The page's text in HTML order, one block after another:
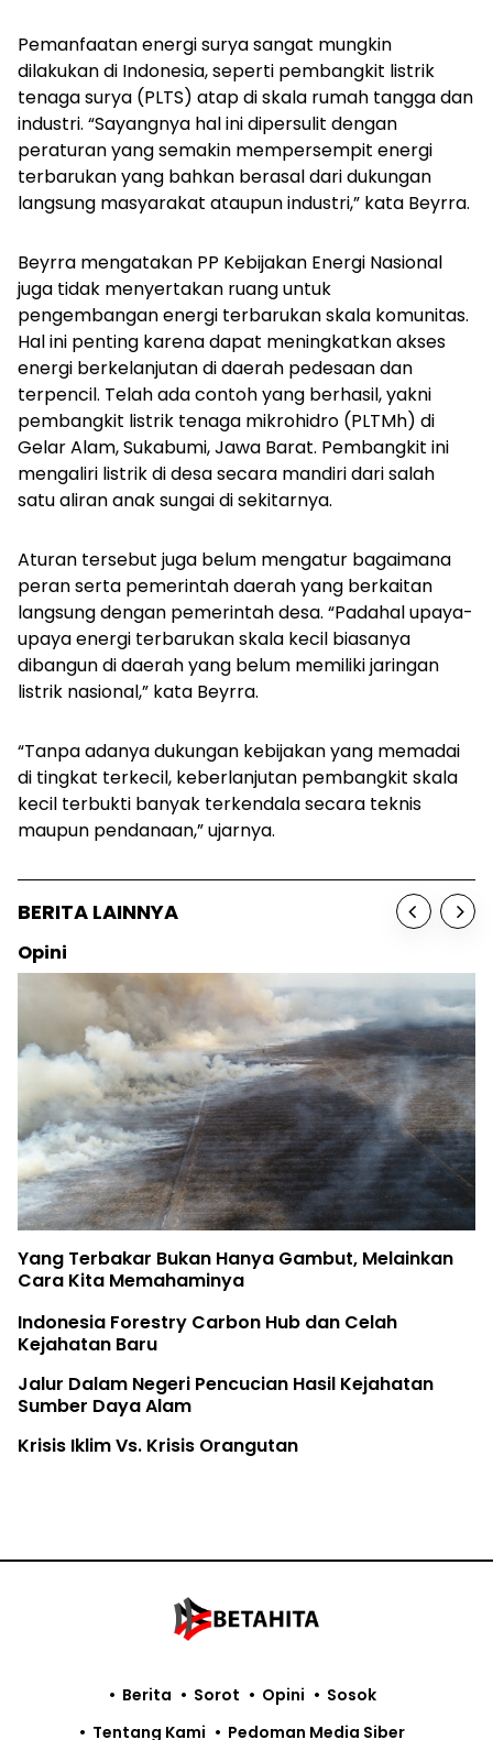
Pemanfaatan energi surya sangat mungkin
dilakukan di Indonesia, seperti pembangkit listrik
tenaga surya (PLTS) atap di skala rumah tangga dan
industri. “Sayangnya hal ini dipersulit dengan
peraturan yang semakin mempersempit energi
terbarukan yang bahkan berasal dari dukungan
langsung masyarakat ataupun industri,” kata Beyrra.
Beyrra mengatakan PP Kebijakan Energi Nasional
juga tidak menyertakan ruang untuk
pengembangan energi terbarukan skala komunitas.
Hal ini penting karena dapat meningkatkan akses
energi berkelanjutan di daerah pedesaan dan
terpencil. Telah ada contoh yang berhasil, yakni
pembangkit listrik tenaga mikrohidro (PLTMh) di
Gelar Alam, Sukabumi, Jawa Barat. Pembangkit ini
mengaliri listrik di desa secara mandiri dari salah
satu aliran anak sungai di sekitarnya.
Aturan tersebut juga belum mengatur bagaimana
peran serta pemerintah daerah yang berkaitan
langsung dengan pemerintah desa. “Padahal upaya-
upaya energi terbarukan skala kecil biasanya
dibangun di daerah yang belum memiliki jaringan
listrik nasional,” kata Beyrra.
“Tanpa adanya dukungan kebijakan yang memadai
di tingkat terkecil, keberlanjutan pembangkit skala
kecil terbukti banyak terkendala secara teknis
maupun pendanaan,” ujarnya.
BERITA LAINNYA
Opini
Yang Terbakar Bukan Hanya Gambut, Melainkan
Cara Kita Memahaminya
Indonesia Forestry Carbon Hub dan Celah
Kejahatan Baru
Jalur Dalam Negeri Pencucian Hasil Kejahatan
Sumber Daya Alam
Krisis Iklim Vs. Krisis Orangutan
Berita Sorot Opini
Sosok
Tentang Kami
Pedoman Media Siber